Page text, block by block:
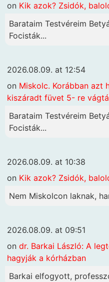
on Kik azok? Zsidók,
Barataim Testvéreim
Focisták...
2026.08.09. at 12:54
on Miskolc. Korábban azt
kiszáradt füvet 5- re
Barataim Testvéreim
Focisták...
2026.08.09. at 10:38
on Kik azok? Zsidók,
Nem Miskolcon laknak,
2026.08.09. at 09:51
on dr. Barkai László: A
hagyják a kórházban
Barkai elfogyott,